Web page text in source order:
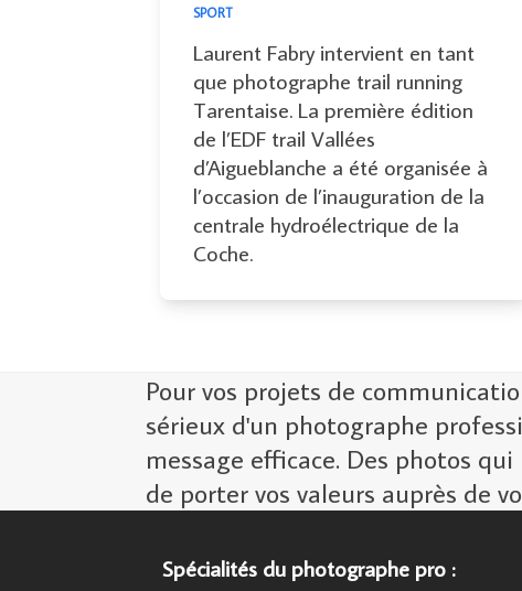
SPORT
Laurent Fabry intervient en tant
que photographe trail running
Tarentaise. La première édition
de l’EDF trail Vallées
d’Aigueblanche a été organisée à
l’occasion de l’inauguration de la
centrale hydroélectrique de la
Coche.
Pour vos projets de
sérieux d'un photographe
message efficace. Des photos
de porter vos valeurs auprès de
Spécialités du photographe pro :